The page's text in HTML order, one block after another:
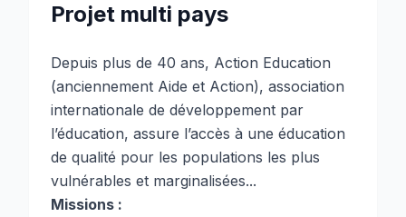
Projet multi pays
Depuis plus de 40 ans, Action Education
(anciennement Aide et Action), association
internationale de développement par
l’éducation, assure l’accès à une éducation
de qualité pour les populations les plus
vulnérables et marginalisées...
Missions :